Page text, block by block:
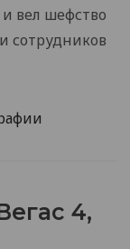
вел шефство
сотрудников
4,